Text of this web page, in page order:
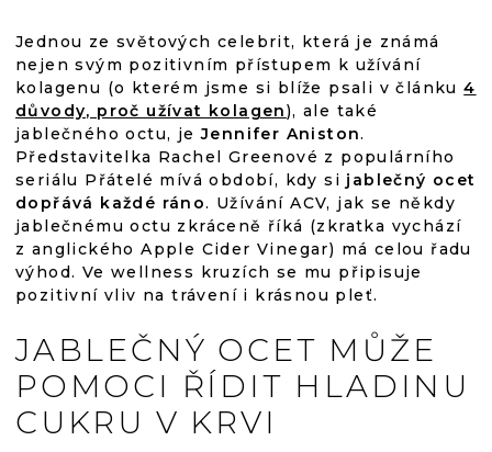
Jednou ze světových celebrit, která je známá
nejen svým pozitivním přístupem k užívání
kolagenu (o kterém jsme si blíže psali v článku4
důvody, proč užívat kolagen), ale také
jablečného octu, jeJennifer Aniston.
Představitelka Rachel Greenové z populárního
seriálu Přátelé mívá období, kdy si jablečný ocet
dopřává každé ráno. Užívání ACV, jak se někdy
jablečnému octu zkráceně říká (zkratka vychází
z anglického Apple Cider Vinegar) má celou řadu
výhod. Ve wellness kruzích se mu připisuje
pozitivní vliv na trávení i krásnou pleť.
JABLEČNÝ OCET MŮŽE
POMOCI ŘÍDIT HLADINU
CUKRU V KRVI